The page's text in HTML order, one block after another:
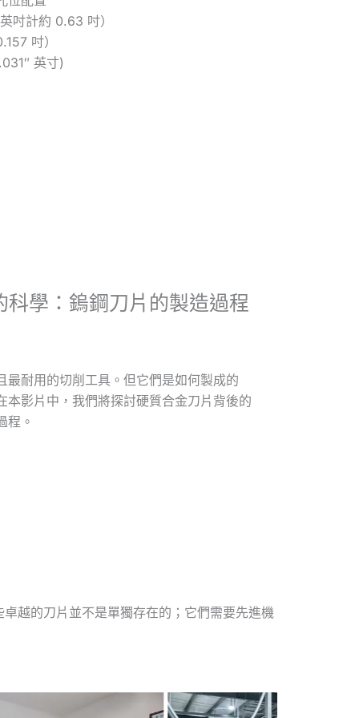
吋計約 0.63 吋）
吋）
英寸)
科學：鎢鋼刀片的製造過程
最耐用的切削工具。但它們是如何製成的
本影片中，我們將探討硬質合金刀片背後的
程。
越的刀片並不是單獨存在的；它們需要先進機